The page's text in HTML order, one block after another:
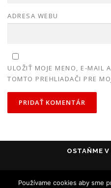
ADRESA WEBU
ULOŽIŤ MOJE MENO, E-MAIL
TOMTO PREHLIADAČI PRE
OSTAŇME
Používame cookies aby sme